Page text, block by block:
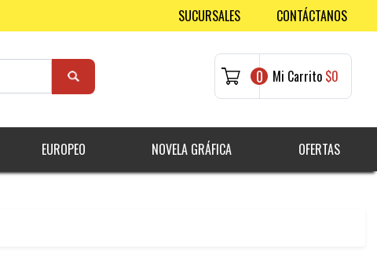
SUCURSALES CONTÁCTANOS
0 Mi Carrito $0
EUROPEO NOVELA GRÁFICA OFERTAS